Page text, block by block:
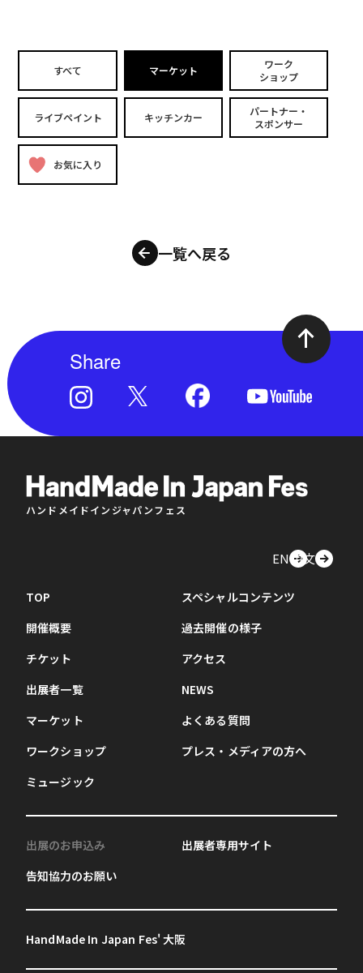
すべて マーケット
ワーク
ショップ
ライブペイント キッチンカー
パートナー・
スポンサー
お気に入り
一覧へ戻る
Share
ハンドメイドインジャパンフェス
EN中文
TOP
開催概要
チケット
出展者一覧
マーケット
ワークショップ
ミュージック
スペシャルコンテンツ
過去開催の様子
アクセス
NEWS
よくある質問
プレス・メディアの方へ
出展のお申込み
告知協力のお願い
出展者専用サイト
HandMade In Japan Fes' 大阪